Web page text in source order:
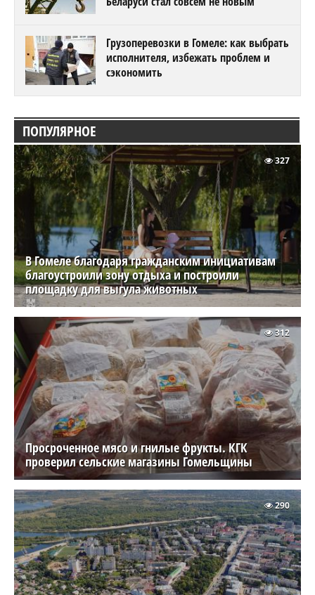
Грузоперевозки в Гомеле: как выбрать
исполнителя, избежать проблем и
сэкономить
ПОПУЛЯРНОЕ
В Гомеле благодаря гражданским инициативам
благоустроили зону отдыха и построили
площадку для выгула животных
327
Просроченное мясо и гнилые фрукты. КГК
проверил сельские магазины Гомельщины
312
290